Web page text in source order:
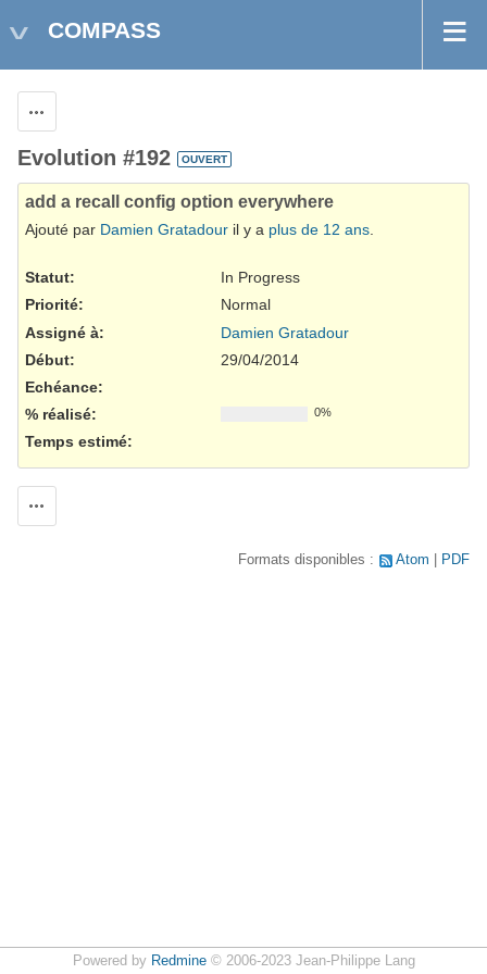
COMPASS
Evolution #192 OUVERT
add a recall config option everywhere
Ajouté par Damien Gratadour il y a plus de 12 ans.
Statut:
In Progress
Priorité:
Normal
Assigné à:
Damien Gratadour
Début:
29/04/2014
Echéance:
% réalisé:
0%
Temps estimé:
Formats disponibles : Atom PDF
Powered by Redmine© 2006-2023 Jean-Philippe Lang